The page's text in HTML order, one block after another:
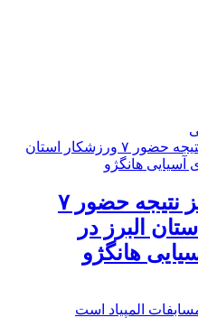
۲ مدال برنز نتیجه حضور ۷
البرز در
هانگژو